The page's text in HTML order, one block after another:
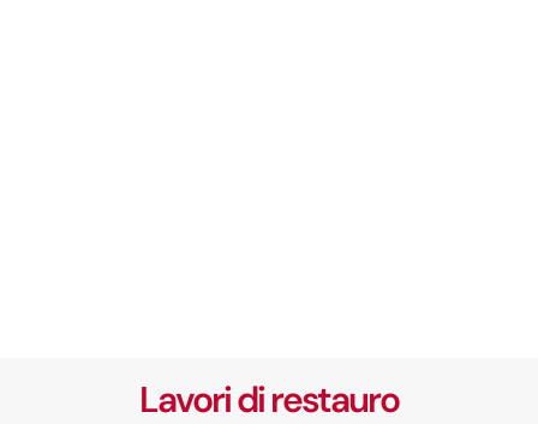
Lavori di restauro